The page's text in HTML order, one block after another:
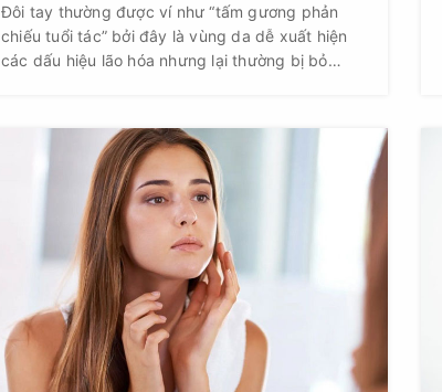
Đôi tay thường được ví như “tấm gương phản
chiếu tuổi tác” bởi đây là vùng da dễ xuất hiện
các dấu hiệu lão hóa nhưng lại thường bị bỏ
rửa, thời tiết và quá trình suy giảm collagen tự
nhiên khiến da tay trở nên khô ráp, nhăn nheo,
xuất hiện đốm nâu và mất đi sự mềm mại vốn
có. Vì vậy, việc chăm sóc chuyên sâu cho đôi
tay lão hóa không chỉ giúp cải thiện vẻ ngoài mà
còn góp phần duy trì sức khỏe làn da lâu dài.